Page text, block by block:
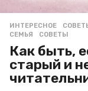
ИНТЕРЕСНОЕ ,
СЕМЬЯ
,СОВЕТЫ
Как быть,
старый и